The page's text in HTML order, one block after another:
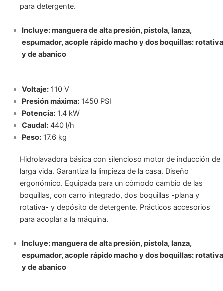
para detergente.
Incluye: manguera de alta presión, pistola, lanza,
espumador, acople rápido macho y dos boquillas: rotativa
y de abanico
Voltaje:110 V
Presión máxima:1450 PSI
Potencia:1.4 kW
Caudal:440 l/h
Peso:17.6 kg
Hidrolavadora básica con silencioso motor de inducción de
larga vida. Garantiza la limpieza de la casa. Diseño
ergonómico. Equipada para un cómodo cambio de las
boquillas, con carro integrado, dos boquillas -plana y
rotativa- y depósito de detergente. Prácticos accesorios
para acoplar a la máquina.
Incluye: manguera de alta presión, pistola, lanza,
espumador, acople rápido macho y dos boquillas: rotativa
y de abanico